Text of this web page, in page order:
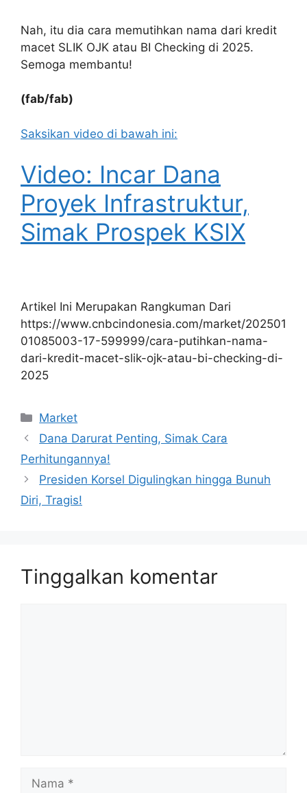
Nah, itu dia cara memutihkan nama dari kredit
macet SLIK OJK atau BI Checking di 2025.
Semoga membantu!
(fab/fab)
Saksikan video di bawah ini:
Video: Incar Dana
Proyek Infrastruktur,
Simak Prospek KSIX
Artikel Ini Merupakan Rangkuman Dari
https://www.cnbcindonesia.com/market/202501
01085003-17-599999/cara-putihkan-nama-
dari-kredit-macet-slik-ojk-atau-bi-checking-di-
2025
Kategori
Market
Dana Darurat Penting, Simak Cara
Perhitungannya!
Presiden Korsel Digulingkan hingga Bunuh
Diri, Tragis!
Tinggalkan komentar
Nama